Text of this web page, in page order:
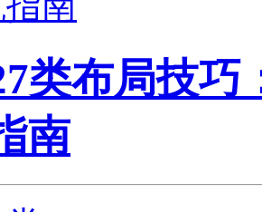
类布局技巧
南